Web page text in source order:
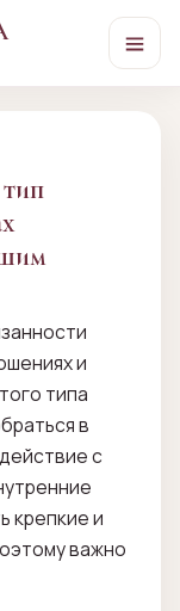
и
типа
в
с
крепкие и
важно